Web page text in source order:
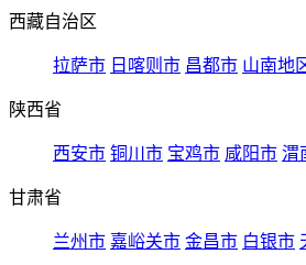
西藏自治区
拉萨市 日喀则市 昌都市 山南地
陕西省
西安市 铜川市 宝鸡市 咸阳市 渭
甘肃省
兰州市 嘉峪关市 金昌市 白银市